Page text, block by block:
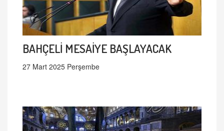
BAHÇELİ MESAİYE BAŞLAYACAK
27 Mart 2025 Perşembe